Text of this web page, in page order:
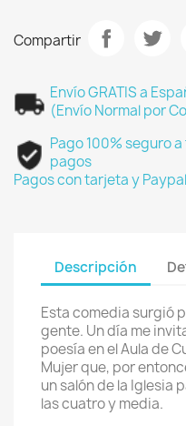
Compartir
Envío GRATIS a
(Envío Normal por
Pago 100% seguro
pagos
Pagos con tarjeta y Paypal
Descripción
Esta comedia surgió
gente. Un día me
poesía en el Aula de
Mujer que, por
un salón de la Iglesia
las cuatro y media.